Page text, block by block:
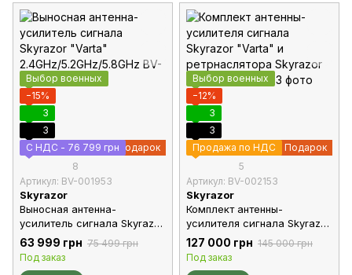
Подарок
Выбор военных
−15%
3
3
С НДС - 76 799 грн
8
Артикул: BV-001953
Skyrazor
Выносная антенна-
усилитель сигнала Skyrazor
"Varta"
2.4GHz/5.2GHz/5.8GHz
63 999 грн 75 499 грн
Под заказ
Подарок
Выбор военных
−12%
3
3
Продажа по НДС
5
Артикул: BV-002153
Skyrazor
Комплект антенны-
усилителя сигнала Skyrazor
"Varta" и ретрнаслятора
Skyrazor "Echo"
127 000 грн 145 000 грн
Под заказ